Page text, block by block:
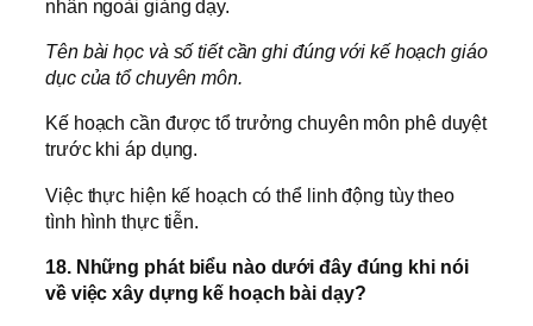
nhân ngoài giảng dạy.
Tên bài học và số tiết cần ghi đúng với kế hoạch giáo
dục của tổ chuyên môn.
Kế hoạch cần được tổ trưởng chuyên môn phê duyệt
trước khi áp dụng.
Việc thực hiện kế hoạch có thể linh động tùy theo
tình hình thực tiễn.
18. Những phát biểu nào dưới đây đúng khi nói
về việc xây dựng kế hoạch bài dạy?